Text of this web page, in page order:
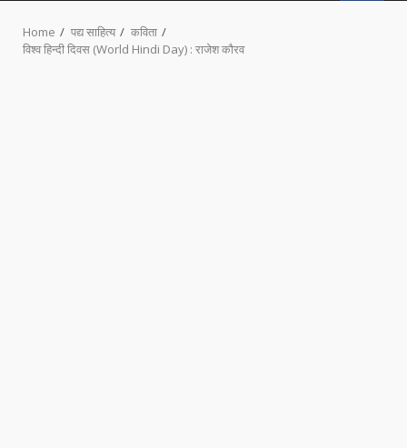
Home पद्य साहित्य
कविता
विश्व हिन्दी दिवस (World Hindi Day) : राजेश कौरव